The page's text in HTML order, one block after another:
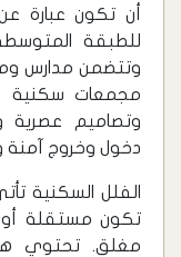
أن تكون عبارة
للطبقة
وتتضمن مدارس
مجمعات سكنية
وتصاميم عصرية
دخول وخروج آمنة
‏الفلل السكنية
تكون مستقلة
مغلق. تحتوي